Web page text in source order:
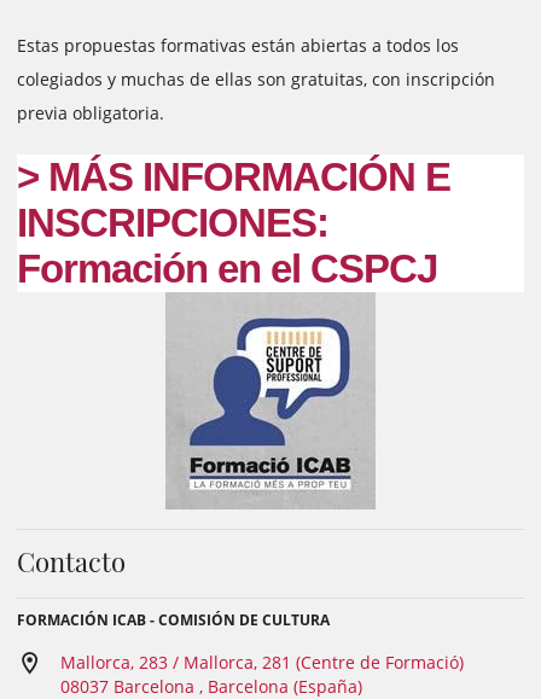
Estas propuestas formativas están abiertas a todos los
colegiados y muchas de ellas son gratuitas, con inscripción
previa obligatoria.
> MÁS INFORMACIÓN E
INSCRIPCIONES:
Formación en el CSPCJ
Contacto
FORMACIÓN ICAB - COMISIÓN DE CULTURA
Mallorca, 283 / Mallorca, 281 (Centre de Formació)
08037 Barcelona , Barcelona (España)